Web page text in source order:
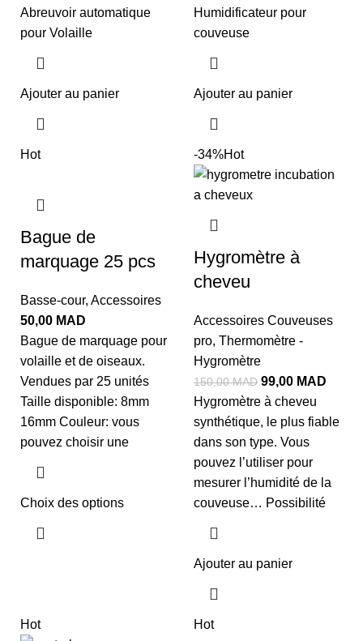
Abreuvoir automatique
pour Volaille
Ajouter au panier
Humidificateur pour
couveuse
Ajouter au panier
Hot
Bague de
marquage 25 pcs
Basse-cour, Accessoires
50,00 MAD
Bague de marquage pour
volaille et de oiseaux.
Vendues par 25 unités
Taille disponible: 8mm
16mm Couleur: vous
pouvez choisir une
Choix des options
-34%Hot
Hygromètre à
cheveu
Accessoires Couveuses
pro, Thermomètre -
Hygromètre
150,00MAD 99,00 MAD
Hygromètre à cheveu
synthétique, le plus fiable
dans son type. Vous
pouvez l’utiliser pour
mesurer l’humidité de la
couveuse… Possibilité
Ajouter au panier
Hot Hot